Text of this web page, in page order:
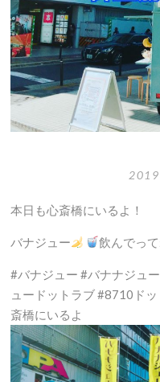
ん
で
働
く
人
本日も心斎橋にいるよ！
バナジュー 飲んでっ
#バナジュー #バナナジュ
ュードットラブ #8710ド
斎橋にいるよ